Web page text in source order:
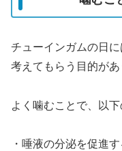
チューインガムの日
考えてもらう目的があ
よく噛むことで、以
・唾液の分泌を促進す